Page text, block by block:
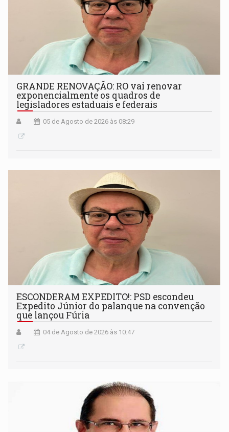
GRANDE RENOVAÇÃO: RO vai renovar
exponencialmente os quadros de
legisladores estaduais e federais
05 de Agosto de 2026 às 08:29
ESCONDERAM EXPEDITO!: PSD escondeu
Expedito Júnior do palanque na convenção
que lançou Fúria
04 de Agosto de 2026 às 10:47